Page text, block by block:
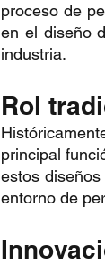
proceso de
en el diseño
industria.
Rol
principal
estos
entorno de